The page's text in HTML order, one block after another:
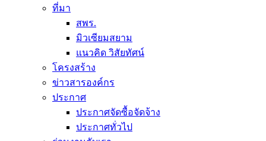
ที่มา
สพร.
มิวเซียมสยาม
แนวคิด วิสัยทัศน์
โครงสร้าง
ข่าวสารองค์กร
ประกาศ
ประกาศจัดซื้อจัดจ้าง
ประกาศทั่วไป